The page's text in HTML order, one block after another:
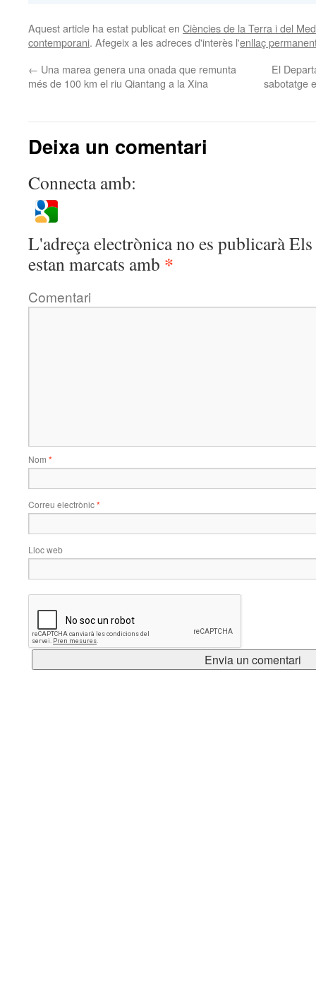
Aquest article ha estat publicat en Ciències de la Terra i del
contemporani. Afegeix a les adreces d'interès l'enllaç
← Una marea genera una onada que remunta
més de 100 km el riu Qiantang a la Xina
El
sabotatge
Deixa un comentari
Connecta amb:
L'adreça electrònica no es publicaràEls
estan marcats amb *
Comentari
Nom *
Correu electrònic*
Lloc web